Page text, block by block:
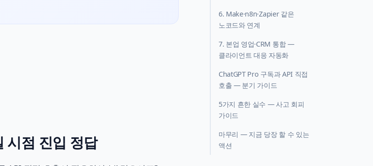
시점 진입 정답
6. Make·n8n·Zapier 같은
노코드와 연계
7. 본업 영업·CRM 통합 —
클라이언트 대응 자동화
ChatGPT Pro 구독과 API 직접
호출 — 분기 가이드
5가지 흔한 실수 — 사고 회피
가이드
마무리 — 지금 당장 할 수 있는
액션